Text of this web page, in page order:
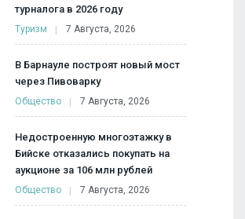
турналога в 2026 году
Туризм 7 Августа, 2026
В Барнауле построят новый мост
через Пивоварку
Общество 7 Августа, 2026
Недостроенную многоэтажку в
Бийске отказались покупать на
аукционе за 106 млн рублей
Общество 7 Августа, 2026